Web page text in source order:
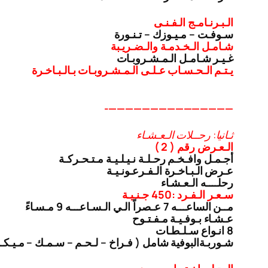
الـبـرنـامـج الـفـنـى
سـوفـت – مـيـوزك – تـنـورة
شـامـل الـخـدمـة والـضـريـبة
غـيـر شـامـل الـمـشـروبـات
يـتـم الـحـسـاب عـلـى الـمـشـروبـات بـالـبـاخـرة
———————————————-
ثـانيا: رحــلات الـعـشـاء
الـعـرض رقم ( 2 )
أجـمـل وافـخـم رحـلـة نـيـلـيـة مـتـحـركـة
عـرض الـبـاخـرة الـفـرعـونـيـة
رحلــــه الـعـشـاء
سـعـر الـفـرد :450 جـنـيـة
مــن الساعـــه 7 عـصراً الـي الـسـاعـــه 9 مـسـاءً
عـشـاء بـوفـيـة مـفـتـوح
8 انـواع سـلـطـات
شـوربـةالبوفية شامل ( فـراخ – لـحـم – سـمـك –